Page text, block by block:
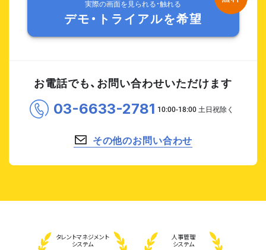
実際の画面を見られる・触れる
デモ・トライアルを希望
お電話でも、お問い合わせいただけます
03-6633-2781
その他のお問い合わせ
タレントマネジメント
システム
人事管理
システム